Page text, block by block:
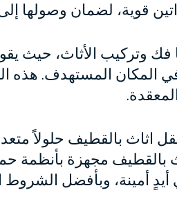
قوية، لضمان وصولها
فك وتركيب الأثاث، حيث
المكان المستهدف. هذه
اثاث بالقطيف حلولاً
مجهزة بأنظمة
أمينة، وبأفضل الشروط